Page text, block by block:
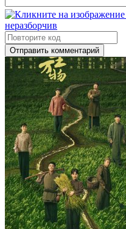
Отправить комментарий